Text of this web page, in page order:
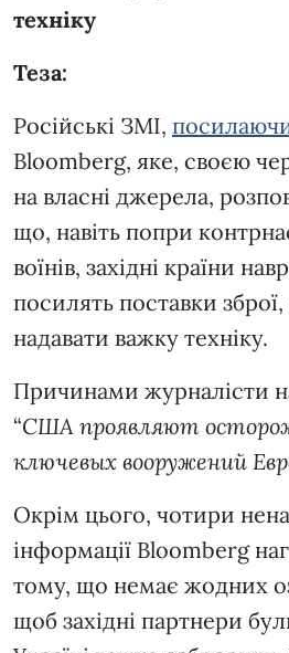
техніку
Теза:
Російські ЗМІ,
Bloomberg, яке, своєю
на власні джерела,
що, навіть попри
воїнів, західні країни
посилять поставки
надавати важку техніку.
Причинами журналісти
“США проявляют
ключевых вооружений
Окрім цього, чотири
інформації Bloomberg
тому, що немає жодних
щоб західні партнери